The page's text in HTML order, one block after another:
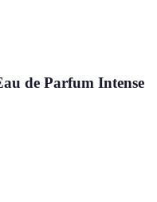
de Parfum Intense